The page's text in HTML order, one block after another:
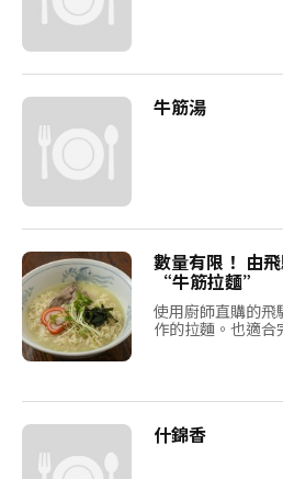
牛筋湯
數量有限！ 由
“牛筋拉麵”
使用廚師直購的飛
作的拉麵。也適合
什錦香